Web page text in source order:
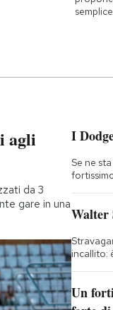
semplice
agli
da 3
gare in una
I
Se ne
Walter
incallito:
Un